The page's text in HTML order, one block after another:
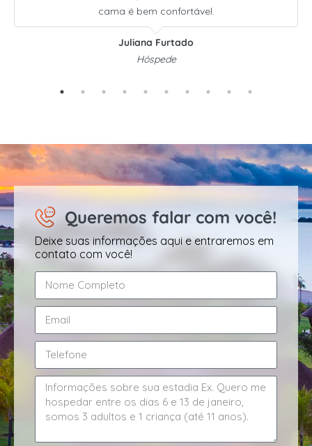
cama é bem confortável.
Juliana Furtado
Hóspede
Queremos falar com você!
Deixe suas informações aqui e entraremos em
contato com você!